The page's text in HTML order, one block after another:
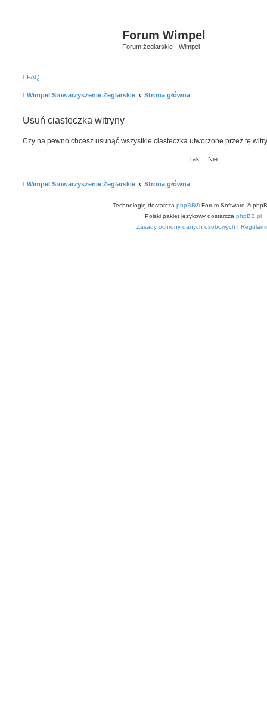
Forum Wimpel
Forum żeglarskie - Wimpel
FAQ
Wimpel Stowarzyszenie Żeglarskie Strona główna
Usuń ciasteczka witryny
Czy na pewno chcesz usunąć wszystkie ciasteczka utworzone przez tę
Wimpel Stowarzyszenie Żeglarskie Strona główna
Technologię dostarcza phpBB® Forum Software ©
Polski pakiet językowy dostarcza phpBB.pl
Zasady ochrony danych osobowych |